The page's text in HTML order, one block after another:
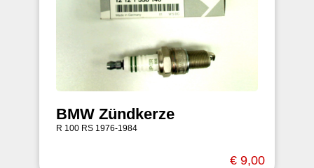
BMW Zündkerze
R 100 RS 1976-1984
€ 9,00